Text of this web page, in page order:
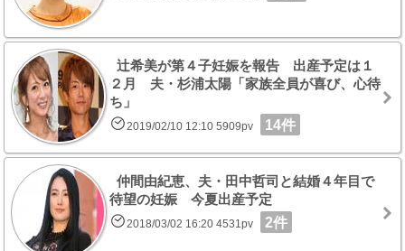
辻希美が第４子妊娠を報告 出産予定は１
２月 夫・杉浦太陽「家族全員が喜び、心待
ち」
2019/02/10 12:10 5909pv 14件
仲間由紀恵、夫・田中哲司と結婚４年目で
待望の妊娠 今夏出産予定
2018/03/02 16:20 4531pv 2件